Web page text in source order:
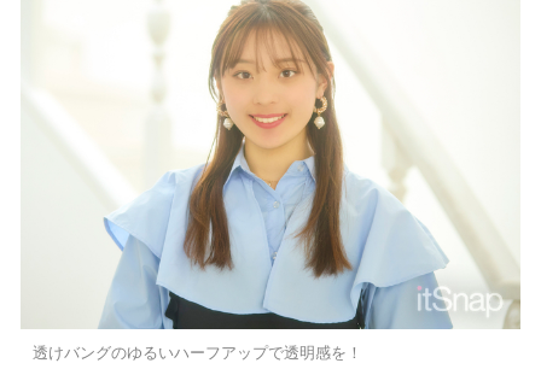
透けバングのゆるいハーフアップで透明感を！